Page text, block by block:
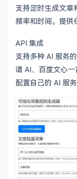
支持定时生成文章
频率和时间。提供
API 集成
支持多种 AI 服务
谱 AI、百度文心
配置自己的 AI 服务